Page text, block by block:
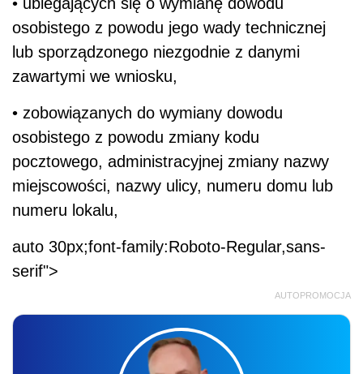
• ubiegających się o wymianę dowodu
osobistego z powodu jego wady technicznej
lub sporządzonego niezgodnie z danymi
zawartymi we wniosku,
• zobowiązanych do wymiany dowodu
osobistego z powodu zmiany kodu
pocztowego, administracyjnej zmiany nazwy
miejscowości, nazwy ulicy, numeru domu lub
numeru lokalu,
auto 30px;font-family:Roboto-Regular,sans-
serif">
AUTOPROMOCJA